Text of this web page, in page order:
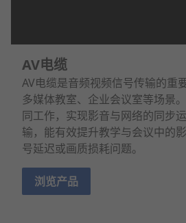
AV电缆
AV电缆是音频视频信号传输的重
多媒体教室、企业会议室等场景
同工作，实现影音与网络的同步
输，能有效提升教学与会议中的
号延迟或画质损耗问题。
浏览产品